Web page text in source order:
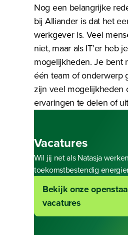
Nog een belangrijke
bij Alliander is dat het
werkgever is. Veel
niet, maar als IT’er heb
mogelijkheden. Je bent
één team of onderwerp
zijn veel mogelijkheden
ervaringen te delen of
Vacatures
Wil jij net als Natasja
toekomstbestendig
Bekijk onze
vacatures